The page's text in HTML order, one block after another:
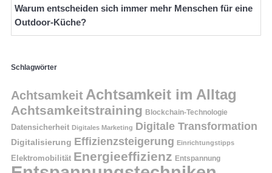
Warum entscheiden sich immer mehr Menschen für eine
Outdoor-Küche?
Schlagwörter
Achtsamkeit Achtsamkeit im Alltag
Achtsamkeitstraining Blockchain-Technologie
Datensicherheit Digitales Marketing Digitale Transformation
Digitalisierung Effizienzsteigerung Einrichtungstipps
Elektromobilität Energieeffizienz Entspannung